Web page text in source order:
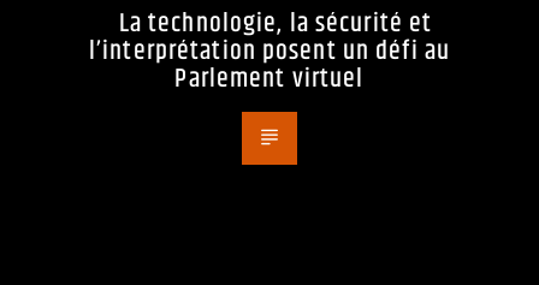
La technologie, la sécurité et
l’interprétation posent un défi au
Parlement virtuel